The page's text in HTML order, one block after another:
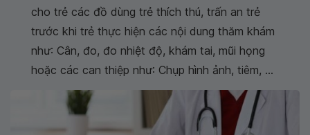
cho trẻ các đồ dùng trẻ thích thú, trấn an trẻ
trước khi trẻ thực hiện các nội dung thăm khám
như: Cân, đo, đo nhiệt độ, khám tai, mũi họng
hoặc các can thiệp như: Chụp hình ảnh, tiêm, ...